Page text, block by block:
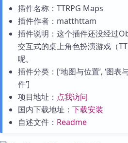
插件名称：TTRPG Maps
插件作者：matthttam
插件说明：这个插件还没经过
交互式的桌上角色扮演游戏（
呢。
插件分类：[‘地图与位置’, ‘图表
件’]
项目地址： 点我访问
国内下载地址： 下载安装
自述文件： Readme